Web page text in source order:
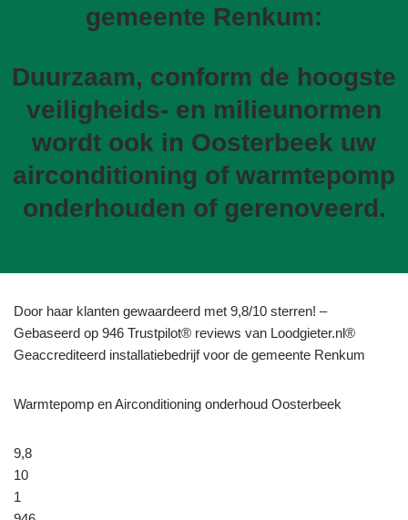
gemeente Renkum:
Duurzaam, conform de hoogste
veiligheids- en milieunormen
wordt ook in Oosterbeek uw
airconditioning of warmtepomp
onderhouden of gerenoveerd.
Door haar klanten gewaardeerd met 9,8/10 sterren! –
Gebaseerd op 946 Trustpilot® reviews van Loodgieter.nl®
Geaccrediteerd installatiebedrijf voor de gemeente Renkum
Warmtepomp en Airconditioning onderhoud Oosterbeek
9,8
10
1